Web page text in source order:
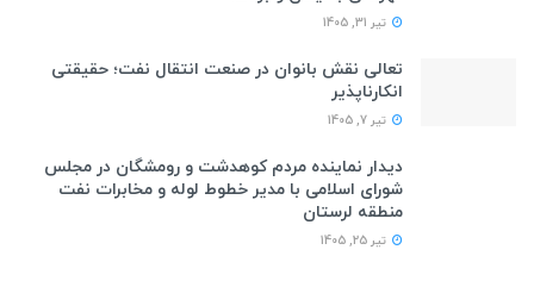
تیر 31, 1405
تعالی نقش بانوان در صنعت انتقال نفت؛ حقیقتی
انکارناپذیر
تیر 7, 1405
دیدار نماینده مردم کوهدشت و رومشگان در مجلس
شورای اسلامی با مدیر خطوط لوله و مخابرات نفت
منطقه لرستان
تیر 25, 1405